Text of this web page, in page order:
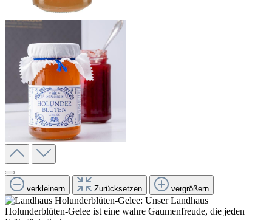
verkleinern Zurücksetzen vergrößern